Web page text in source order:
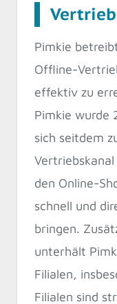
Pimkie
Offline-
effektiv zu
Pimkie wurde
sich seitdem
den Online-
schnell und
bringen.
unterhält
Filialen,
Filialen sind